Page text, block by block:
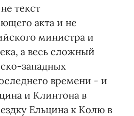
текст
акта и не
министра и
а весь сложный
западных
времени - и
и Клинтона в
Ельцина к Колю в